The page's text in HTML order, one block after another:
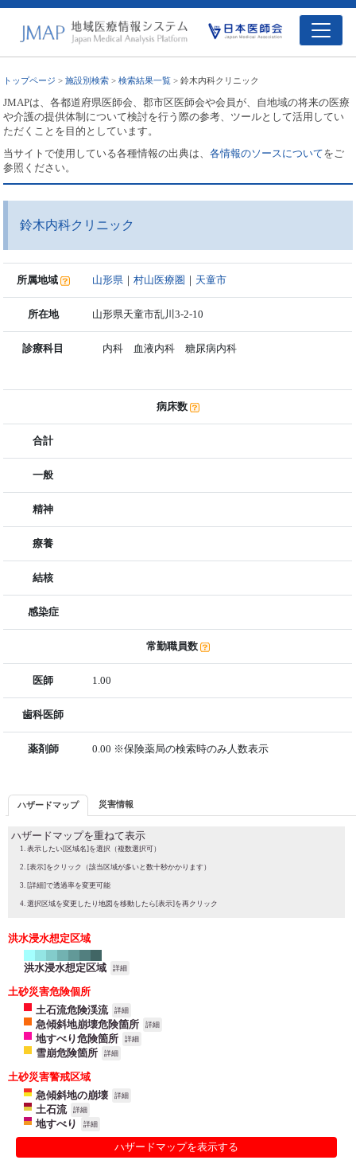
トップページ >施設別検索 >検索結果一覧 > 鈴木内科クリニック
JMAPは、各都道府県医師会、郡市区医師会や会員が、自地域の将来の医療
や介護の提供体制について検討を行う際の参考、ツールとして活用してい
ただくことを目的としています。
当サイトで使用している各種情報の出典は、各情報のソースについてをご
参照ください。
鈴木内科クリニック
所属地域 山形県 ｜村山医療圏 ｜ 天童市
所在地 山形県天童市乱川3-2-10
診療科目 内科 血液内科 糖尿病内科
病床数
合計
一般
精神
療養
結核
感染症
常勤職員数
医師 1.00
歯科医師
薬剤師 0.00 ※保険薬局の検索時のみ人数表示
ハザードマップ 災害情報
ハザードマップを重ねて表示
表示したい[区域名]を選択（複数選択可）
[表示]をクリック（該当区域が多いと数十秒かかります）
[詳細]で透過率を変更可能
選択区域を変更したり地図を移動したら[表示]を再クリック
洪水浸水想定区域
洪水浸水想定区域 詳細
土砂災害危険個所
土石流危険渓流
詳細
急傾斜地崩壊危険箇所 詳細
地すべり危険箇所 詳細
雪崩危険箇所 詳細
土砂災害警戒区域
急傾斜地の崩壊
詳細
土石流 詳細
地すべり 詳細
ハザードマップを表示する